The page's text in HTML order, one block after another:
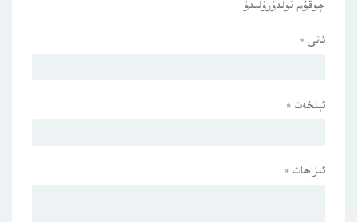
چوقۇم تولدۇرۇلىدۇ
ئاتى *
ئېلخەت *
ئىزاھات *